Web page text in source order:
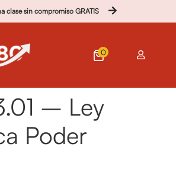
clase sin compromiso GRATIS
0
– Ley
Poder